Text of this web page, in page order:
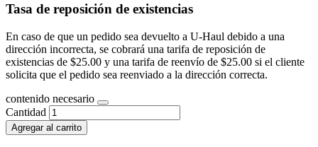
Tasa de reposición de existencias
En caso de que un pedido sea devuelto a U-Haul debido a una
dirección incorrecta, se cobrará una tarifa de reposición de
existencias de $25.00 y una tarifa de reenvío de $25.00 si el cliente
solicita que el pedido sea reenviado a la dirección correcta.
contenido necesario
Cantidad
Agregar al carrito